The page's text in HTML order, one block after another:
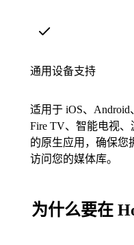
通用设备支持
适用于 iOS、Android
Fire TV、智能电视
的原生应用，确保您
访问您的媒体库。
为什么要在